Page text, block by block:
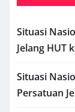
Situasi
Jelang HUT
Situasi
Persatuan